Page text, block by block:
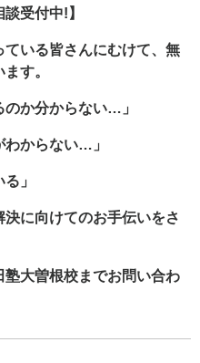
受付中!】
いる皆さんにむけて、無
す。
のか分からない…」
わからない…」
」
に向けてのお手伝いをさ
大曽根校までお問い合わ